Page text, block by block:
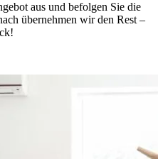
aus und befolgen Sie die
übernehmen wir den Rest –